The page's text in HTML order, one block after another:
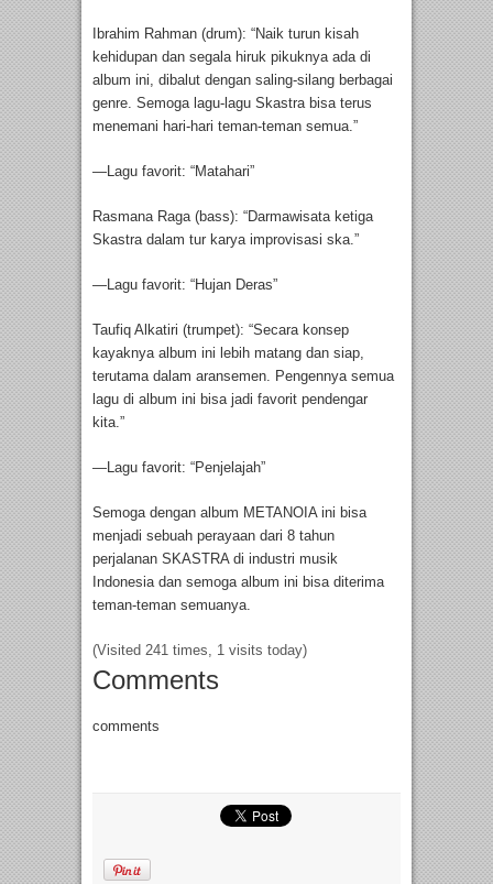
Ibrahim Rahman (drum): “Naik turun kisah
kehidupan dan segala hiruk pikuknya ada di
album ini, dibalut dengan saling-silang berbagai
genre. Semoga lagu-lagu Skastra bisa terus
menemani hari-hari teman-teman semua.”
—Lagu favorit: “Matahari”
Rasmana Raga (bass): “Darmawisata ketiga
Skastra dalam tur karya improvisasi ska.”
—Lagu favorit: “Hujan Deras”
Taufiq Alkatiri (trumpet): “Secara konsep
kayaknya album ini lebih matang dan siap,
terutama dalam aransemen. Pengennya semua
lagu di album ini bisa jadi favorit pendengar
kita.”
—Lagu favorit: “Penjelajah”
Semoga dengan album METANOIA ini bisa
menjadi sebuah perayaan dari 8 tahun
perjalanan SKASTRA di industri musik
Indonesia dan semoga album ini bisa diterima
teman-teman semuanya.
(Visited 241 times, 1 visits today)
Comments
comments